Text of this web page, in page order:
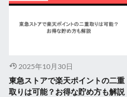
2025年10月30日
東急ストアで楽天ポイントの二重
取りは可能？お得な貯め方も解説